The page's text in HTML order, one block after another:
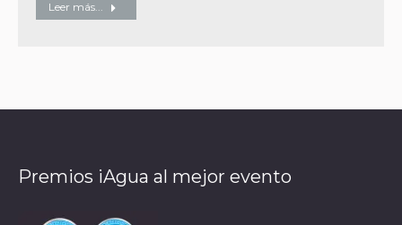
Leer más...
Premios iAgua al mejor evento